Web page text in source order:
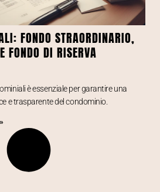
FONDO STRAORDINARIO,
FONDO DI RISERVA
è essenziale per garantire una
e trasparente del condominio.